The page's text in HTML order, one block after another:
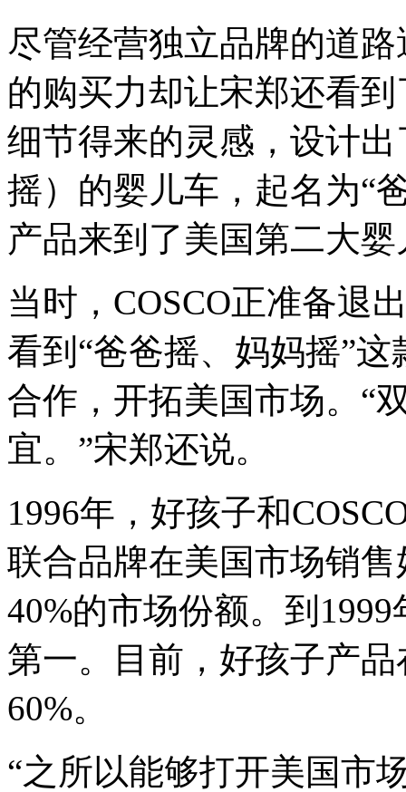
尽管经营独立品牌的道
的购买力却让宋郑还看
细节得来的灵感，设计
摇）的婴儿车，起名为“
产品来到了美国第二大
当时，COSCO正准备退
看到“爸爸摇、妈妈摇”
合作，开拓美国市场。“
宜。”宋郑还说。
1996年，好孩子和
联合品牌在美国市场销
40%的市场份额。到
第一。目前，好孩子产
60%。
“之所以能够打开美国市